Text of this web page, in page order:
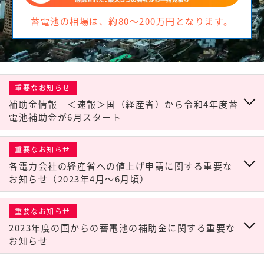
蓄電池の相場は、約80〜200万円となります。
重要なお知らせ
補助金情報 ＜速報＞国（経産省）から令和4年度蓄
電池補助金が6月スタート
重要なお知らせ
各電力会社の経産省への値上げ申請に関する重要な
お知らせ（2023年4月～6月頃）
重要なお知らせ
2023年度の国からの蓄電池の補助金に関する重要な
お知らせ